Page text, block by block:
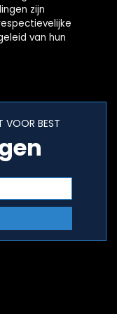
zijn
van hun
VOOR BEST